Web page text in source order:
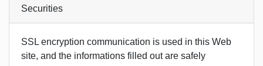
Securities
SSL encryption communication is used in this Web
site, and the informations filled out are safely